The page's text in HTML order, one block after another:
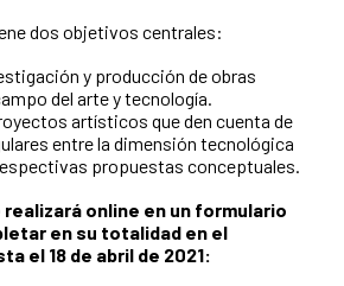
dos objetivos centrales:
y producción de obras
del arte y tecnología.
artísticos que den cuenta de
entre la dimensión tecnológica
propuestas conceptuales.
online en un formulario
en su totalidad en el
el 18 de abril de 2021: